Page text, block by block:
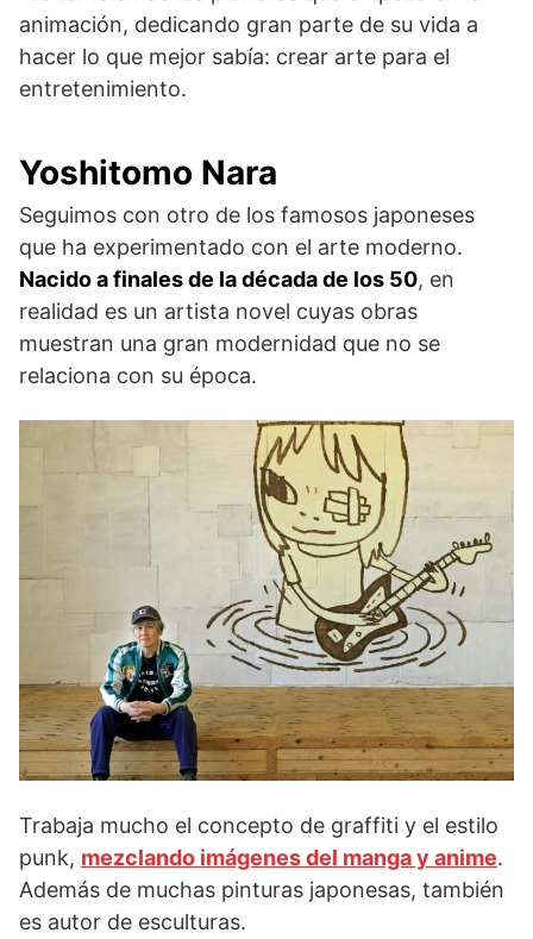
animación, dedicando gran parte de su vida a
hacer lo que mejor sabía: crear arte para el
entretenimiento.
Yoshitomo Nara
Seguimos con otro de los famosos japoneses
que ha experimentado con el arte moderno.
Nacido a finales de la década de los 50, en
realidad es un artista novel cuyas obras
muestran una gran modernidad que no se
relaciona con su época.
Trabaja mucho el concepto de graffiti y el estilo
punk, mezclando imágenes del manga y anime.
Además de muchas pinturas japonesas, también
es autor de esculturas.